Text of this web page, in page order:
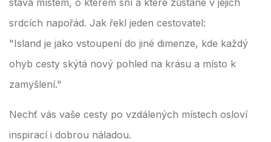
stává místem, o kterém sní a které zůstane v jejich
srdcích napořád. Jak řekl jeden cestovatel:
"Island je jako vstoupení do jiné dimenze, kde každý
ohyb cesty skýtá nový pohled na krásu a místo k
zamyšlení."
Nechť vás vaše cesty po vzdálených místech osloví
inspirací i dobrou náladou.